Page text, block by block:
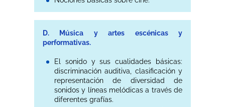
D. Música y artes escénicas y
performativas.
El sonido y sus cualidades básicas:
discriminación auditiva, clasificación y
representación de diversidad de
sonidos y líneas melódicas a través de
diferentes grafías.